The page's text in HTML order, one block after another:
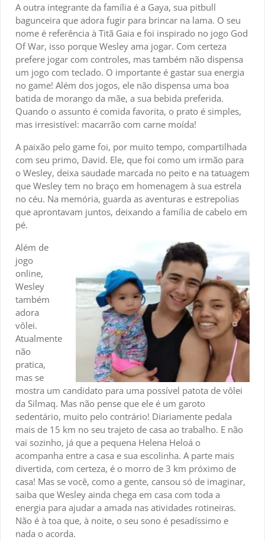
A outra integrante da família é a Gaya, sua pitbull
bagunceira que adora fugir para brincar na lama. O seu
nome é referência à Titã Gaia e foi inspirado no jogo God
Of War, isso porque Wesley ama jogar. Com certeza
prefere jogar com controles, mas também não dispensa
um jogo com teclado. O importante é gastar sua energia
no game! Além dos jogos, ele não dispensa uma boa
batida de morango da mãe, a sua bebida preferida.
Quando o assunto é comida favorita, o prato é simples,
mas irresistível: macarrão com carne moída!
A paixão pelo game foi, por muito tempo, compartilhada
com seu primo, David. Ele, que foi como um irmão para
o Wesley, deixa saudade marcada no peito e na tatuagem
que Wesley tem no braço em homenagem à sua estrela
no céu. Na memória, guarda as aventuras e estrepolias
que aprontavam juntos, deixando a família de cabelo em
pé.
Além de
jogo
online,
Wesley
também
adora
vôlei.
Atualmente
não
pratica,
mas se
mostra um candidato para uma possível patota de vôlei
da Silmaq. Mas não pense que ele é um garoto
sedentário, muito pelo contrário! Diariamente pedala
mais de 15 km no seu trajeto de casa ao trabalho. E não
vai sozinho, já que a pequena Helena Heloá o
acompanha entre a casa e sua escolinha. A parte mais
divertida, com certeza, é o morro de 3 km próximo de
casa! Mas se você, como a gente, cansou só de imaginar,
saiba que Wesley ainda chega em casa com toda a
energia para ajudar a amada nas atividades rotineiras.
Não é à toa que, à noite, o seu sono é pesadíssimo e
nada o acorda.